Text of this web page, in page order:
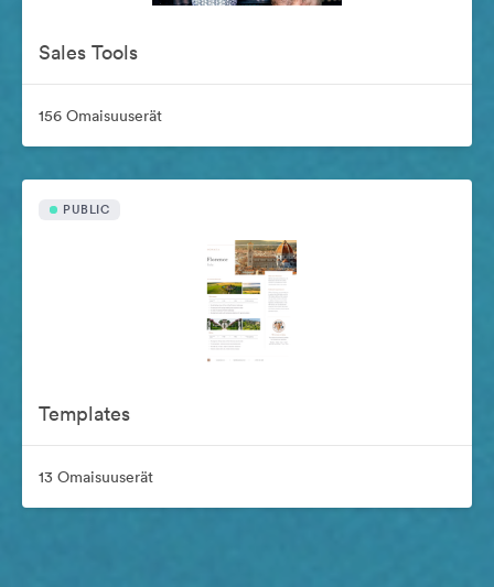
Sales Tools
156 Omaisuuserät
PUBLIC
Templates
13 Omaisuuserät